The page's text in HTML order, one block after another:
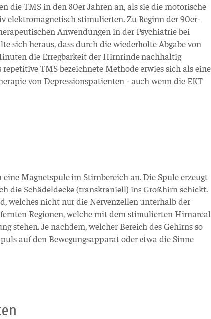
die TMS in den 80er Jahren an, als sie die motorische
elektromagnetisch stimulierten. Zu Beginn der 90er-
Anwendungen in der Psychiatrie bei
sich heraus, dass durch die wiederholte Abgabe von
die Erregbarkeit der Hirnrinde nachhaltig
TMS bezeichnete Methode erwies sich als eine
von Depressionspatienten - auch wenn die EKT
Magnetspule im Stirnbereich an. Die Spule erzeugt
die Schädeldecke (transkraniell) ins Großhirn schickt.
welches nicht nur die Nervenzellen unterhalb der
Regionen, welche mit dem stimulierten Hirnareal
stehen. Je nachdem, welcher Bereich des Gehirns so
auf den Bewegungsapparat oder etwa die Sinne